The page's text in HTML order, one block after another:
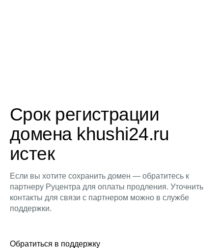
Срок регистрации
домена khushi24.ru
истек
Если вы хотите сохранить домен — обратитесь к
партнеру Руцентра для оплаты продления. Уточнить
контакты для связи с партнером можно в службе
поддержки.
Обратиться в поддержку